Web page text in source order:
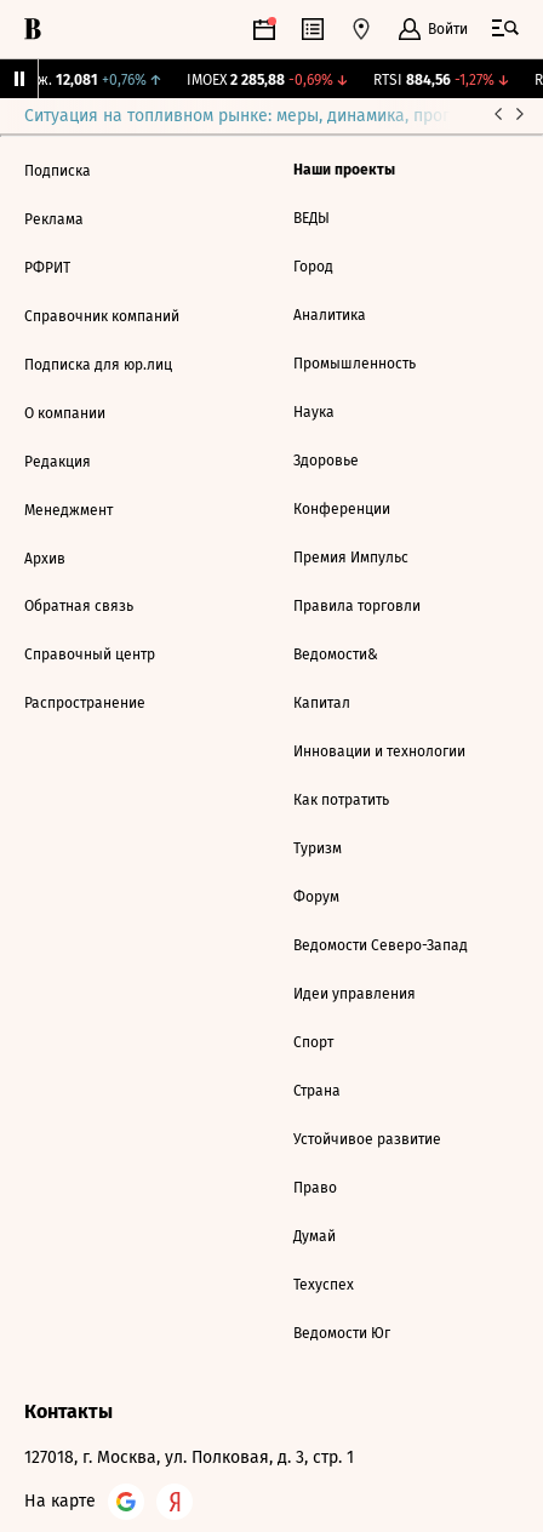
Войти
Бирж. 12,081 +0,76%↑ IMOEX 2 285,88 -0,69%↓ RTSI 884,56 -1,27%↓
Ситуация на топливном рынке: меры, динамика, прогнозы
Подписка
Реклама
РФРИТ
Справочник компаний
Подписка для юр.лиц
О компании
Редакция
Менеджмент
Архив
Обратная связь
Справочный центр
Распространение
Наши проекты
ВЕДЫ
Город
Аналитика
Промышленность
Наука
Здоровье
Конференции
Премия Импульс
Правила торговли
Ведомости&
Капитал
Инновации и технологии
Как потратить
Туризм
Форум
Ведомости Северо-Запад
Идеи управления
Спорт
Страна
Устойчивое развитие
Право
Думай
Техуспех
Ведомости Юг
Контакты
127018, г. Москва, ул. Полковая, д. 3, стр. 1
На карте